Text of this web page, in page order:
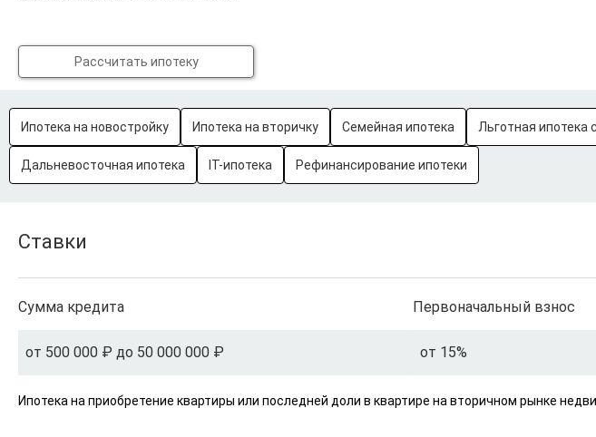
Рассчитать ипотеку
Ипотека на новостройку Ипотека на вторичку Семейная ипотека Льготная ипотека
Дальневосточная ипотека IT-ипотека Рефинансирование ипотеки
Ставки
Сумма кредита
от 500 000 ₽ до 50 000 000 ₽
Первоначальный взнос
от 15%
Ипотека на приобретение квартиры или последней доли в квартире на вторичном рынке